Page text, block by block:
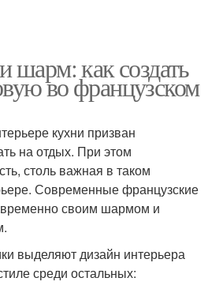
шарм: как создать
во французском
кухни призван
на отдых. При этом
столь важная в таком
Современные французские
своим шармом и
выделяют дизайн интерьера
среди остальных: